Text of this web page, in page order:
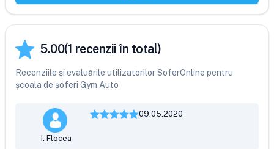
5.00(1 recenzii în total)
Recenziile și evaluările utilizatorilor SoferOnline pentru
școala de șoferi Gym Auto
I. Flocea
09.05.2020